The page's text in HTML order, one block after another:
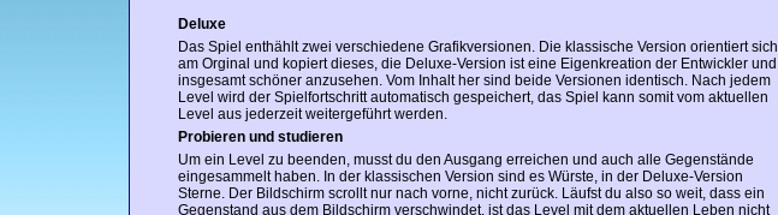
Deluxe
Das Spiel enthählt zwei verschiedene Grafikversionen. Die klassische Version orientiert sich
am Orginal und kopiert dieses, die Deluxe-Version ist eine Eigenkreation der Entwickler und
insgesamt schöner anzusehen. Vom Inhalt her sind beide Versionen identisch. Nach jedem
Level wird der Spielfortschritt automatisch gespeichert, das Spiel kann somit vom aktuellen
Level aus jederzeit weitergeführt werden.
Probieren und studieren
Um ein Level zu beenden, musst du den Ausgang erreichen und auch alle Gegenstände
eingesammelt haben. In der klassischen Version sind es Würste, in der Deluxe-Version
Sterne. Der Bildschirm scrollt nur nach vorne, nicht zurück. Läufst du also so weit, dass ein
Gegenstand aus dem Bildschirm verschwindet, ist das Level mit dem aktuellen Leben nicht